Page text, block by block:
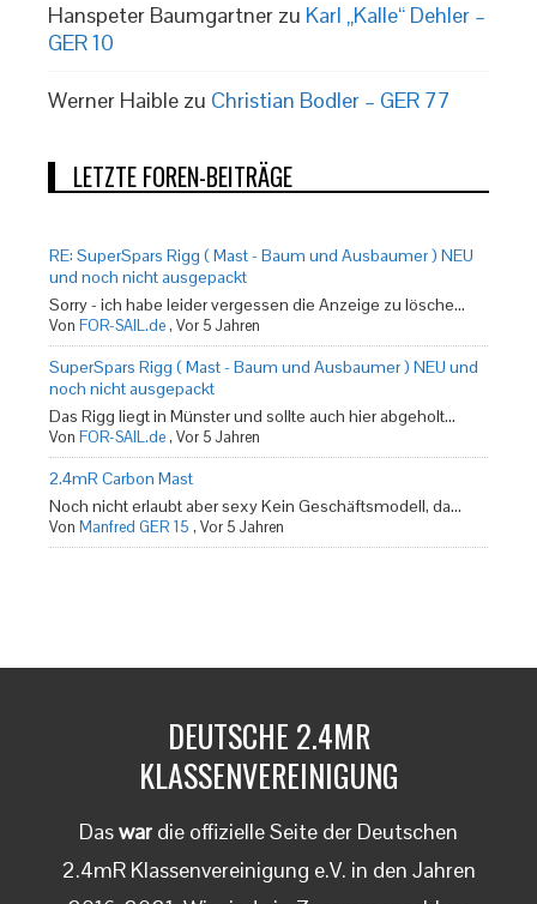
Hanspeter Baumgartner zu Karl „Kalle“ Dehler –
GER 10
Werner Haible zu Christian Bodler – GER 77
LETZTE FOREN-BEITRÄGE
RE: SuperSpars Rigg ( Mast - Baum und Ausbaumer ) NEU
und noch nicht ausgepackt
Sorry - ich habe leider vergessen die Anzeige zu lösche...
Von FOR-SAIL.de, Vor 5 Jahren
SuperSpars Rigg ( Mast - Baum und Ausbaumer ) NEU und
noch nicht ausgepackt
Das Rigg liegt in Münster und sollte auch hier abgeholt...
Von FOR-SAIL.de, Vor 5 Jahren
2.4mR Carbon Mast
Noch nicht erlaubt aber sexy Kein Geschäftsmodell, da...
Von Manfred GER 15 , Vor 5 Jahren
DEUTSCHE 2.4MR
KLASSENVEREINIGUNG
Daswar die offizielle Seite der Deutschen
2.4mR Klassenvereinigung e.V. in den Jahren